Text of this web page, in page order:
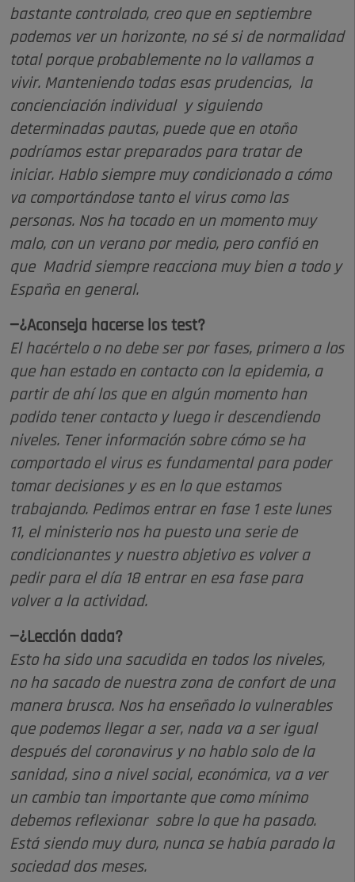
bastante controlado, creo que en septiembre
podemos ver un horizonte, no sé si de normalidad
total porque probablemente no lo vallamos a
vivir. Manteniendo todas esas prudencias, la
concienciación individual y siguiendo
determinadas pautas, puede que en otoño
podríamos estar preparados para tratar de
iniciar. Hablo siempre muy condicionado a cómo
va comportándose tanto el virus como las
personas. Nos ha tocado en un momento muy
malo, con un verano por medio, pero confió en
que Madrid siempre reacciona muy bien a todo y
España en general.
—¿Aconseja hacerse los test?
El hacértelo o no debe ser por fases, primero a los
que han estado en contacto con la epidemia, a
partir de ahí los que en algún momento han
podido tener contacto y luego ir descendiendo
niveles. Tener información sobre cómo se ha
comportado el virus es fundamental para poder
tomar decisiones y es en lo que estamos
trabajando. Pedimos entrar en fase 1 este lunes
11, el ministerio nos ha puesto una serie de
condicionantes y nuestro objetivo es volver a
pedir para el día 18 entrar en esa fase para
volver a la actividad.
—¿Lección dada?
Esto ha sido una sacudida en todos los niveles,
no ha sacado de nuestra zona de confort de una
manera brusca. Nos ha enseñado lo vulnerables
que podemos llegar a ser, nada va a ser igual
después del coronavirus y no hablo solo de la
sanidad, sino a nivel social, económica, va a ver
un cambio tan importante que como mínimo
debemos reflexionar sobre lo que ha pasado.
Está siendo muy duro, nunca se había parado la
sociedad dos meses.